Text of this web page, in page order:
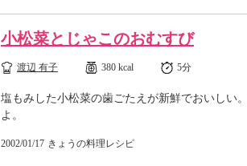
小松菜とじゃこのおむすび
渡辺 有子 380 kcal 5分
塩もみした小松菜の歯ごたえが新鮮でおいしい
よ。
2002/01/17 きょうの料理レシピ